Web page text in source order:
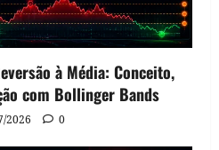
à Média: Conceito,
com Bollinger Bands
2026 0